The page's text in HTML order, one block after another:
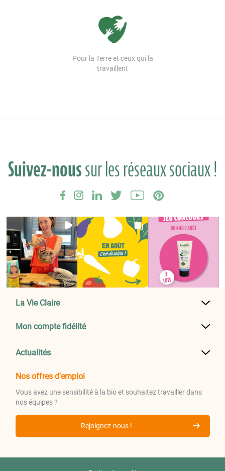
Pour la Terre et ceux qui la
travaillent
Suivez-noussur les réseaux sociaux !
La Vie Claire
Mon compte fidélité
Actualités
Nos offres d'emploi
Vous avez une sensibilité à la bio et souhaitez travailler dans
nos équipes ?
Rejoignez-nous !